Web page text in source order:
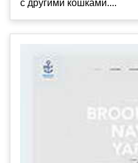
с другими кошками....